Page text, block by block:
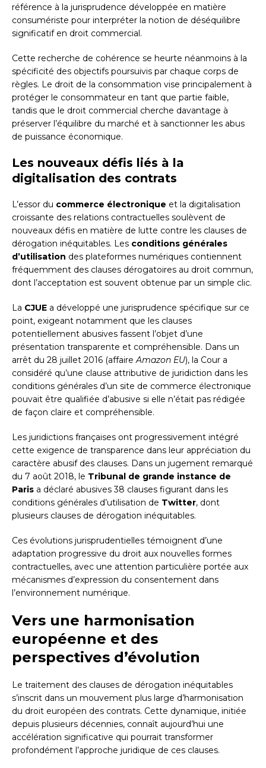
référence à la jurisprudence développée en matière
consumériste pour interpréter la notion de déséquilibre
significatif en droit commercial.
Cette recherche de cohérence se heurte néanmoins à la
spécificité des objectifs poursuivis par chaque corps de
règles. Le droit de la consommation vise principalement à
protéger le consommateur en tant que partie faible,
tandis que le droit commercial cherche davantage à
préserver l’équilibre du marché et à sanctionner les abus
de puissance économique.
Les nouveaux défis liés à la
digitalisation des contrats
L’essor du commerce électronique et la digitalisation
croissante des relations contractuelles soulèvent de
nouveaux défis en matière de lutte contre les clauses de
dérogation inéquitables. Les conditions générales
d’utilisation des plateformes numériques contiennent
fréquemment des clauses dérogatoires au droit commun,
dont l’acceptation est souvent obtenue par un simple clic.
La CJUE a développé une jurisprudence spécifique sur ce
point, exigeant notamment que les clauses
potentiellement abusives fassent l’objet d’une
présentation transparente et compréhensible. Dans un
arrêt du 28 juillet 2016 (affaireAmazon EU), la Cour a
considéré qu’une clause attributive de juridiction dans les
conditions générales d’un site de commerce électronique
pouvait être qualifiée d’abusive si elle n’était pas rédigée
de façon claire et compréhensible.
Les juridictions françaises ont progressivement intégré
cette exigence de transparence dans leur appréciation du
caractère abusif des clauses. Dans un jugement remarqué
du 7 août 2018, le Tribunal de grande instance de
Paris a déclaré abusives 38 clauses figurant dans les
conditions générales d’utilisation de Twitter, dont
plusieurs clauses de dérogation inéquitables.
Ces évolutions jurisprudentielles témoignent d’une
adaptation progressive du droit aux nouvelles formes
contractuelles, avec une attention particulière portée aux
mécanismes d’expression du consentement dans
l’environnement numérique.
Vers une harmonisation
européenne et des
perspectives d’évolution
Le traitement des clauses de dérogation inéquitables
s’inscrit dans un mouvement plus large d’harmonisation
du droit européen des contrats. Cette dynamique, initiée
depuis plusieurs décennies, connaît aujourd’hui une
accélération significative qui pourrait transformer
profondément l’approche juridique de ces clauses.